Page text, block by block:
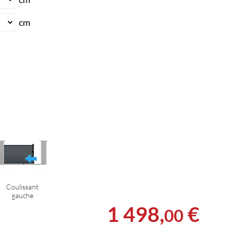
cm
Coulissant
gauche
1 498,00 €